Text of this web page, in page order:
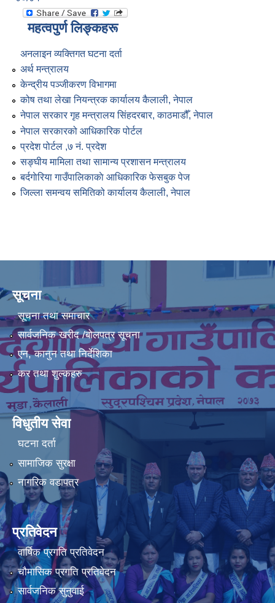
महत्वपुर्ण लिङ्कहरू
अनलाइन व्यक्तिगत घटना दर्ता
अर्थ मन्त्रालय
केन्द्रीय पञ्जीकरण विभागमा
कोष तथा लेखा नियन्त्रक कार्यालय कैलाली, नेपाल
नेपाल सरकार गृह मन्त्रालय सिंहदरबार, काठमाडौँ, नेपाल
नेपाल सरकारको आधिकारिक पोर्टल
प्रदेश पोर्टल ,७ नं. प्रदेश
सङ्घीय मामिला तथा सामान्य प्रशासन मन्त्रालय
बर्दगाेरिया गाउँपालिकाकाे आधिकारिक फेसबुक पेज
जिल्ला समन्वय समितिको कार्यालय कैलाली, नेपाल
सूचना
सूचना तथा समाचार
सार्वजनिक खरीद /बोलपत्र सूचना
एन, कानुन तथा निर्देशिका
कर तथा शुल्कहरु
विधुतीय सेवा
घटना दर्ता
सामाजिक सुरक्षा
नागरिक वडापत्र
प्रतिवेदन
वार्षिक प्रगति प्रतिवेदन
चौमासिक प्रगति प्रतिवेदन
सार्वजनिक सुनुवाई